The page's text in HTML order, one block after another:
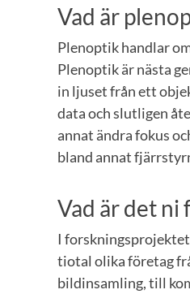
Vad är
Plenoptik handlar
Plenoptik är nästa
in ljuset från ett
data och slutligen
annat ändra fokus
bland annat
Vad är det
I
tiotal olika företag
bildinsamling, till